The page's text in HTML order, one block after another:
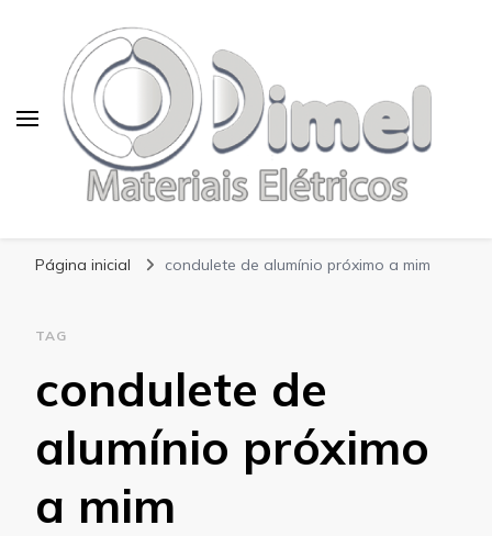
Página inicial condulete de alumínio próximo a mim
TAG
condulete de
alumínio próximo
a mim